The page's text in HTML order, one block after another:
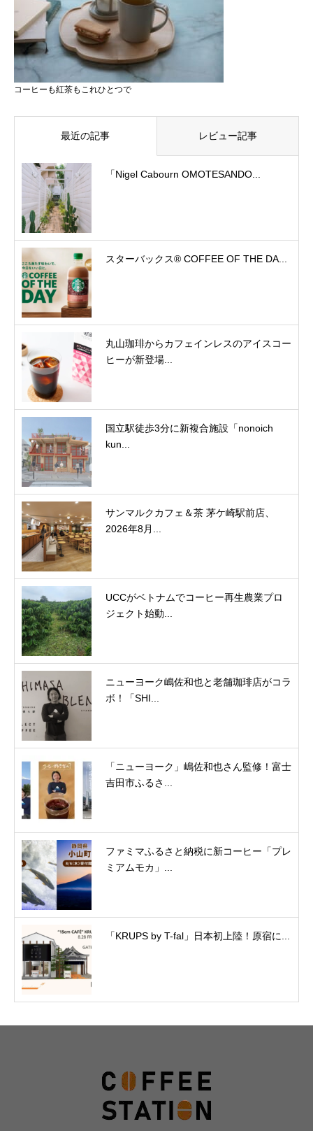
コーヒーも紅茶もこれひとつで
最近の記事 レビュー記事
「Nigel Cabourn OMOTESANDO...
スターバックス® COFFEE OF THE DA...
丸山珈琲からカフェインレスのアイスコー
ヒーが新登場...
国立駅徒歩3分に新複合施設「nonoich
kun...
サンマルクカフェ＆茶 茅ケ崎駅前店、
2026年8月...
UCCがベトナムでコーヒー再生農業プロ
ジェクト始動...
ニューヨーク嶋佐和也と老舗珈琲店がコラ
ボ！「SHI...
「ニューヨーク」嶋佐和也さん監修！富士
吉田市ふるさ...
ファミマふるさと納税に新コーヒー「プレ
ミアムモカ」...
「KRUPS by T-fal」日本初上陸！原宿に...